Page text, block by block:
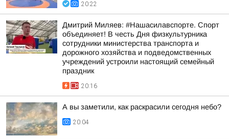
20:22
Дмитрий Миляев: #Нашасилавспорте. Спорт
объединяет! В честь Дня физкультурника
сотрудники министерства транспорта и
дорожного хозяйства и подведомственных
учреждений устроили настоящий семейный
праздник
20:16
А вы заметили, как раскрасили сегодня небо?
20:04